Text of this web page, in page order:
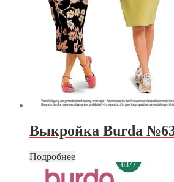
Выкройка Burda
Подробнее